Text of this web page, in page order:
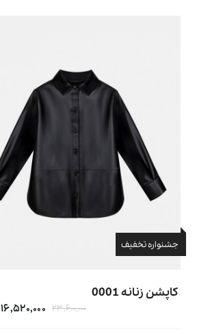
جشنواره تخفیف
کاپشن زنانه 0001
۲۳,۶۰۰,۰۰۰ ۱۶,۵۲۰,۰۰۰ تومان